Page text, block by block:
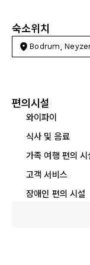
숙소위치
Bodrum,
편의시설
와이파이
식사 및 음료
가족 여행 편의 시
고객 서비스
장애인 편의 시설